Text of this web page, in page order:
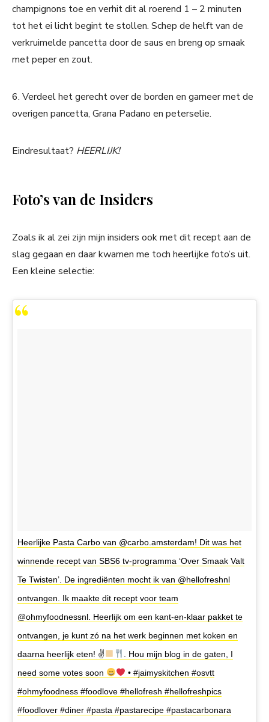
champignons toe en verhit dit al roerend 1 – 2 minuten
tot het ei licht begint te stollen. Schep de helft van de
verkruimelde pancetta door de saus en breng op smaak
met peper en zout.
6. Verdeel het gerecht over de borden en garneer met de
overigen pancetta, Grana Padano en peterselie.
Eindresultaat? HEERLIJK!
Foto’s van de Insiders
Zoals ik al zei zijn mijn insiders ook met dit recept aan de
slag gegaan en daar kwamen me toch heerlijke foto’s uit.
Een kleine selectie:
Heerlijke Pasta Carbo van @carbo.amsterdam! Dit was het
winnende recept van SBS6 tv-programma ‘Over Smaak Valt
Te Twisten’. De ingrediënten mocht ik van @hellofreshnl
ontvangen. Ik maakte dit recept voor team
@ohmyfoodnessnl. Heerlijk om een kant-en-klaar pakket te
ontvangen, je kunt zó na het werk beginnen met koken en
daarna heerlijk eten! ✌
. Hou mijn blog in de gaten, I
need some votes soon
• #jaimyskitchen #osvtt
#ohmyfoodness #foodlove #hellofresh #hellofreshpics
#foodlover #diner #pasta #pastarecipe #pastacarbonara